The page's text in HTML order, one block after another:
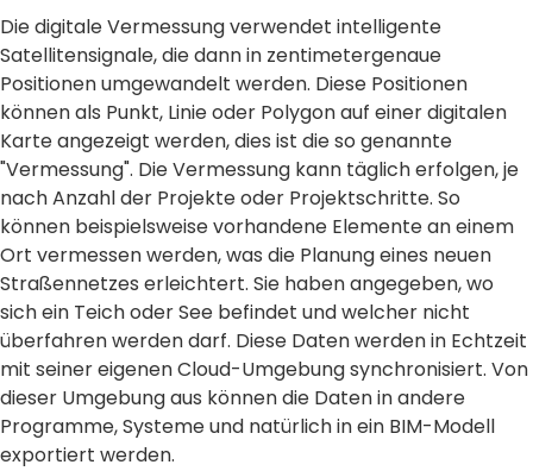
Die digitale Vermessung verwendet intelligente
Satellitensignale, die dann in zentimetergenaue
Positionen umgewandelt werden. Diese Positionen
können als Punkt, Linie oder Polygon auf einer digitalen
Karte angezeigt werden, dies ist die so genannte
"Vermessung". Die Vermessung kann täglich erfolgen, je
nach Anzahl der Projekte oder Projektschritte. So
können beispielsweise vorhandene Elemente an einem
Ort vermessen werden, was die Planung eines neuen
Straßennetzes erleichtert. Sie haben angegeben, wo
sich ein Teich oder See befindet und welcher nicht
überfahren werden darf. Diese Daten werden in Echtzeit
mit seiner eigenen Cloud-Umgebung synchronisiert. Von
dieser Umgebung aus können die Daten in andere
Programme, Systeme und natürlich in ein BIM-Modell
exportiert werden.